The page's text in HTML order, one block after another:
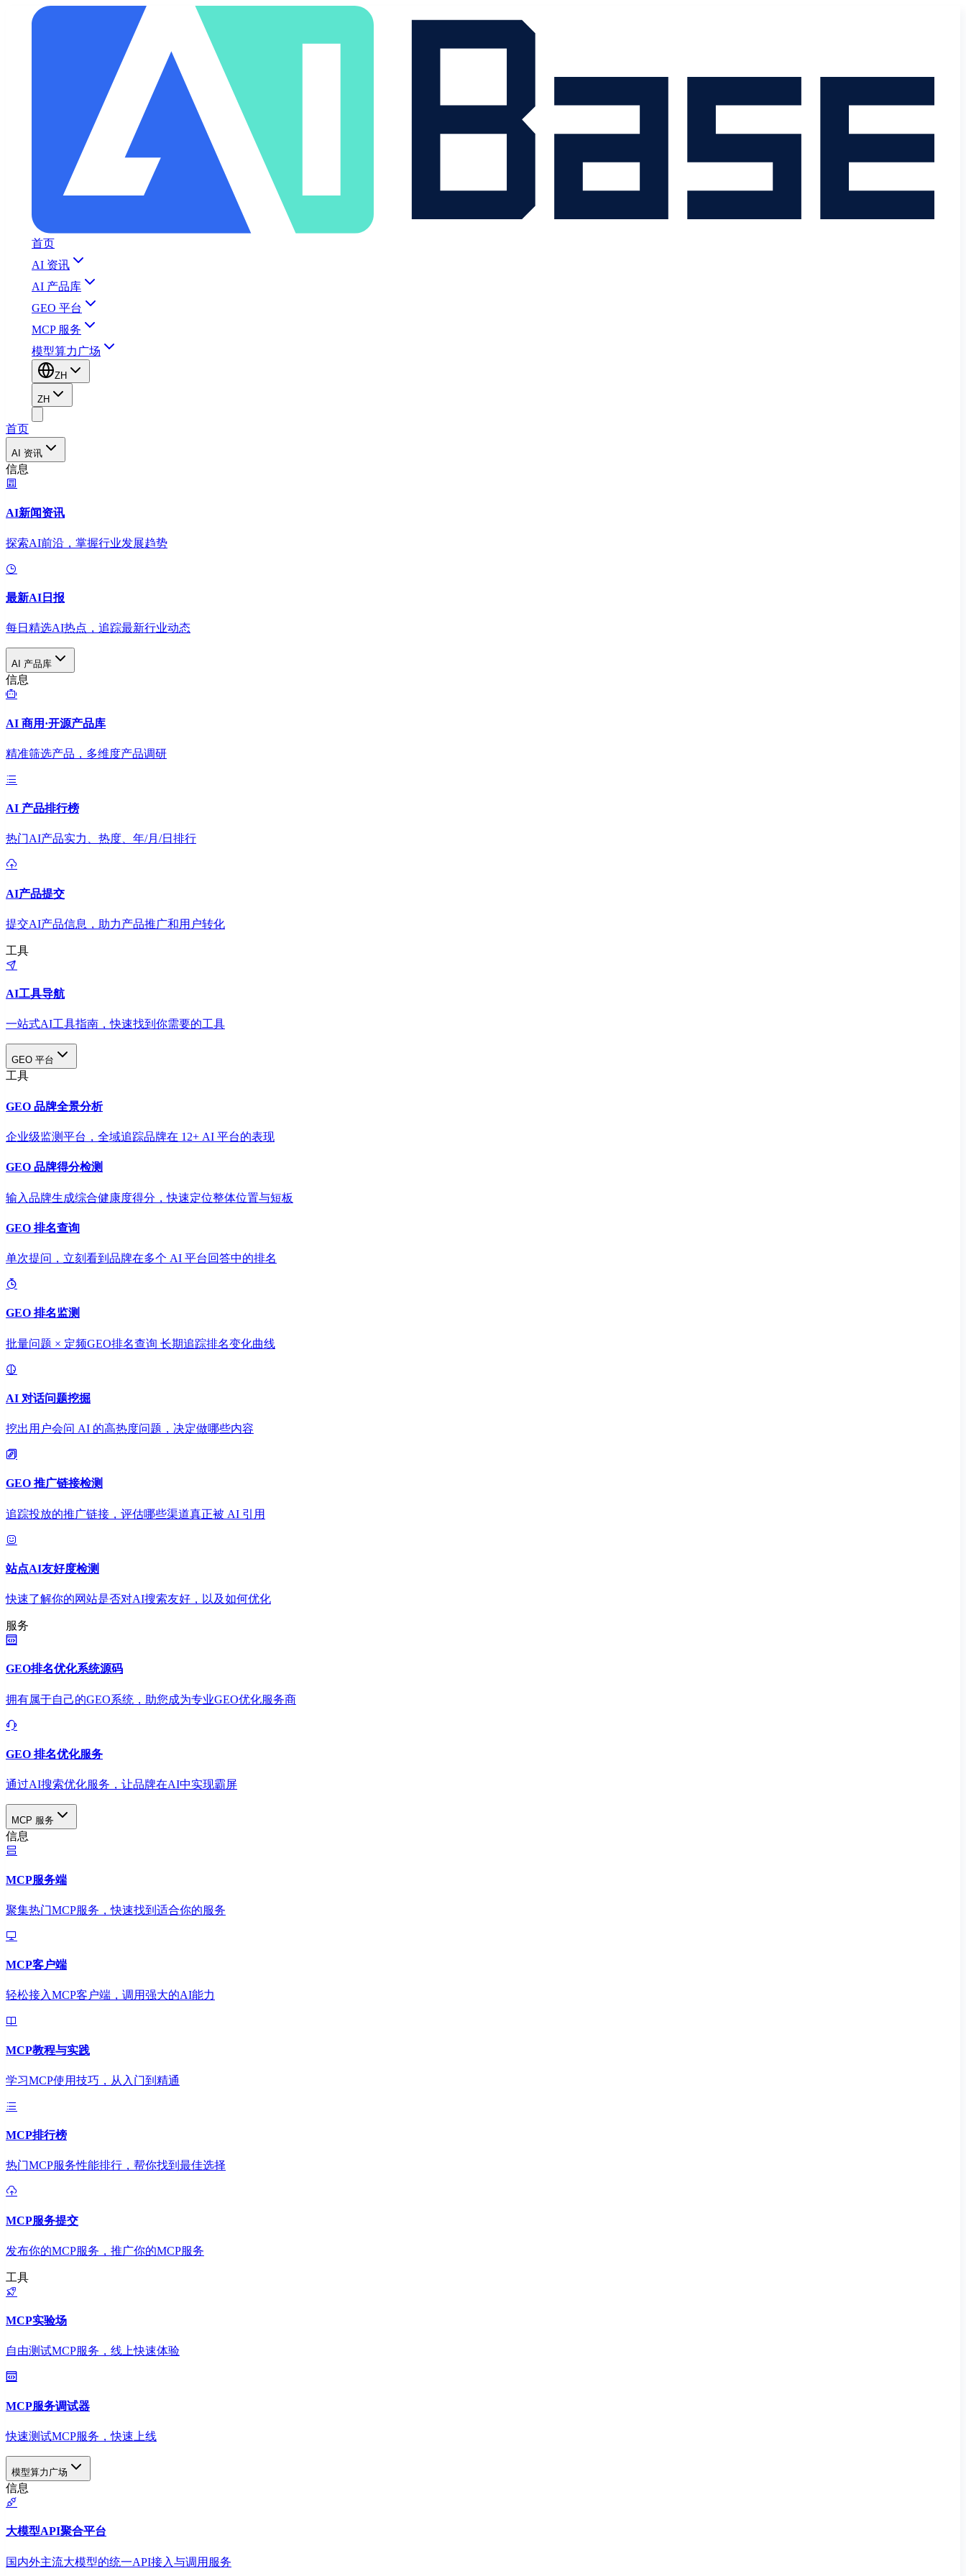
首页
AI 资讯
AI 产品库
GEO 平台
MCP 服务
模型算力广场
ZH
ZH
首页
AI 资讯
信息
AI新闻资讯
探索AI前沿，掌握行业发展趋势
最新AI日报
每日精选AI热点，追踪最新行业动态
AI 产品库
信息
AI 商用·开源产品库
精准筛选产品，多维度产品调研
AI 产品排行榜
热门AI产品实力、热度、年/月/日排行
AI产品提交
提交AI产品信息，助力产品推广和用户转化
工具
AI工具导航
一站式AI工具指南，快速找到你需要的工具
GEO 平台
工具
GEO 品牌全景分析
企业级监测平台，全域追踪品牌在 12+ AI 平台的表现
GEO 品牌得分检测
输入品牌生成综合健康度得分，快速定位整体位置与短板
GEO 排名查询
单次提问，立刻看到品牌在多个 AI 平台回答中的排名
GEO 排名监测
批量问题 × 定频GEO排名查询 长期追踪排名变化曲线
AI 对话问题挖掘
挖出用户会问 AI 的高热度问题，决定做哪些内容
GEO 推广链接检测
追踪投放的推广链接，评估哪些渠道真正被 AI 引用
站点AI友好度检测
快速了解你的网站是否对AI搜索友好，以及如何优化
服务
GEO排名优化系统源码
拥有属于自己的GEO系统，助您成为专业GEO优化服务商
GEO 排名优化服务
通过AI搜索优化服务，让品牌在AI中实现霸屏
MCP 服务
信息
MCP服务端
聚集热门MCP服务，快速找到适合你的服务
MCP客户端
轻松接入MCP客户端，调用强大的AI能力
MCP教程与实践
学习MCP使用技巧，从入门到精通
MCP排行榜
热门MCP服务性能排行，帮你找到最佳选择
MCP服务提交
发布你的MCP服务，推广你的MCP服务
工具
MCP实验场
自由测试MCP服务，线上快速体验
MCP服务调试器
快速测试MCP服务，快速上线
模型算力广场
信息
大模型API聚合平台
国内外主流大模型的统一API接入与调用服务